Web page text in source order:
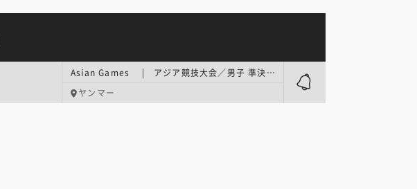
Asian Games | アジア競技大会／男子 準決勝
ヤンマー